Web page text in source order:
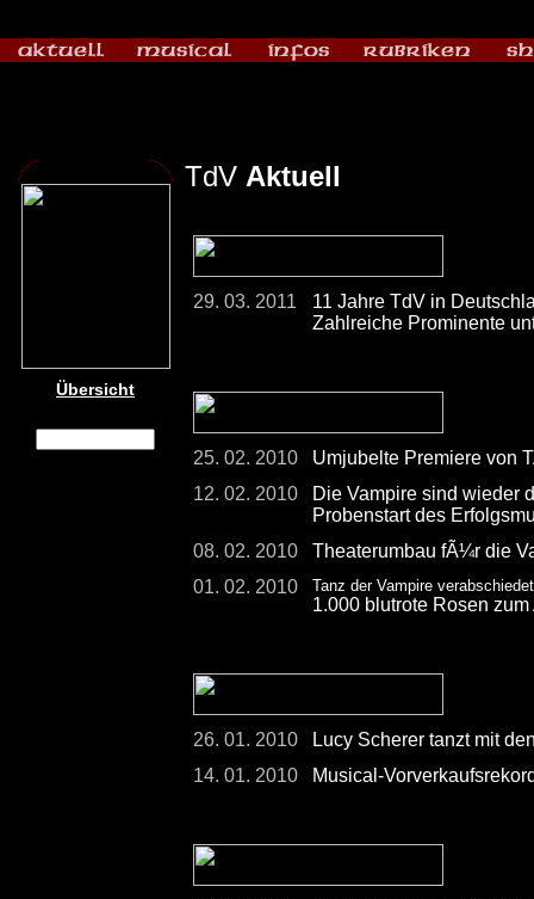
Übersicht
TdV Aktuell
29. 03. 2011
11 Jahre TdV in
Zahlreiche Prominente
25. 02. 2010
Umjubelte Premiere von
12. 02. 2010
Die Vampire sind wieder
Probenstart des
08. 02. 2010
Theaterumbau fÃ¼r die
01. 02. 2010
Tanz der Vampire
1.000 blutrote Rosen
26. 01. 2010
Lucy Scherer tanzt mit
14. 01. 2010
Musical-